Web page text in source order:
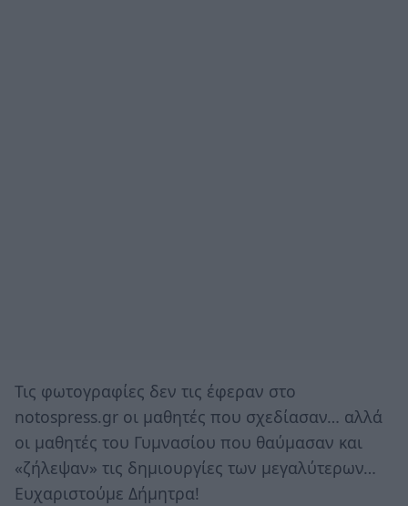
Τις φωτογραφίες δεν τις έφεραν στο
notospress.gr οι μαθητές που σχεδίασαν… αλλά
οι μαθητές του Γυμνασίου που θαύμασαν και
«ζήλεψαν» τις δημιουργίες των μεγαλύτερων…
Ευχαριστούμε Δήμητρα!